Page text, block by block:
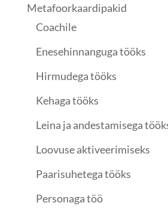
Metafoorkaardipakid
Coachile
Enesehinnanguga tööks
Hirmudega tööks
Kehaga tööks
Leina ja andestamisega
Loovuse aktiveerimiseks
Paarisuhetega tööks
Personaga töö